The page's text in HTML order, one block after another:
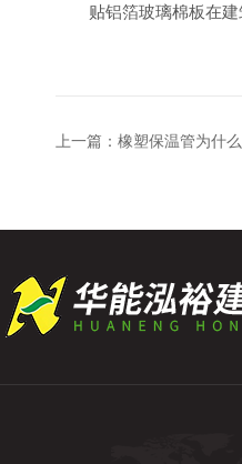
贴铝箔玻璃棉板在建
上一篇： 橡塑保温管为什